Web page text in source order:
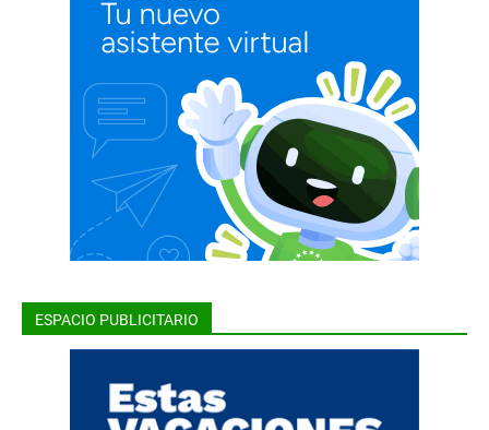
ESPACIO PUBLICITARIO